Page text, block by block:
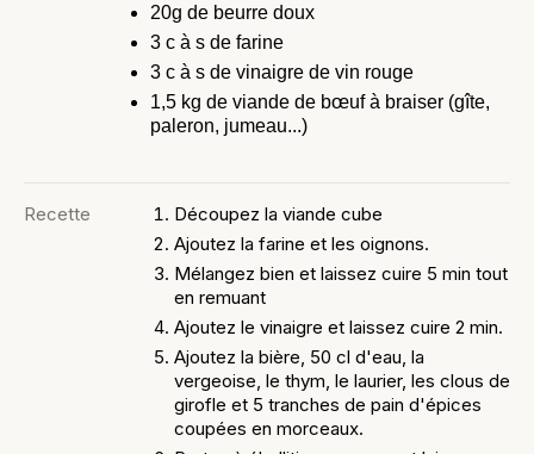
20g de beurre doux
3 c à s de farine
3 c à s de vinaigre de vin rouge
1,5 kg de viande de bœuf à braiser (gîte,
paleron, jumeau...)
Recette
Découpez la viande cube
Ajoutez la farine et les oignons.
Mélangez bien et laissez cuire 5 min tout
en remuant
Ajoutez le vinaigre et laissez cuire 2 min.
Ajoutez la bière, 50 cl d'eau, la
vergeoise, le thym, le laurier, les clous de
girofle et 5 tranches de pain d'épices
coupées en morceaux.